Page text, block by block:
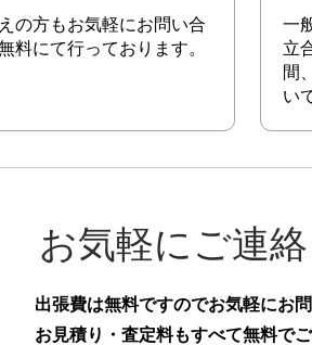
の方もお気軽にお問い合
料にて行っております。
一
立
間
い
お気軽にご連
出張費は無料ですのでお気軽にお
お見積り・査定料もすべて無料でご